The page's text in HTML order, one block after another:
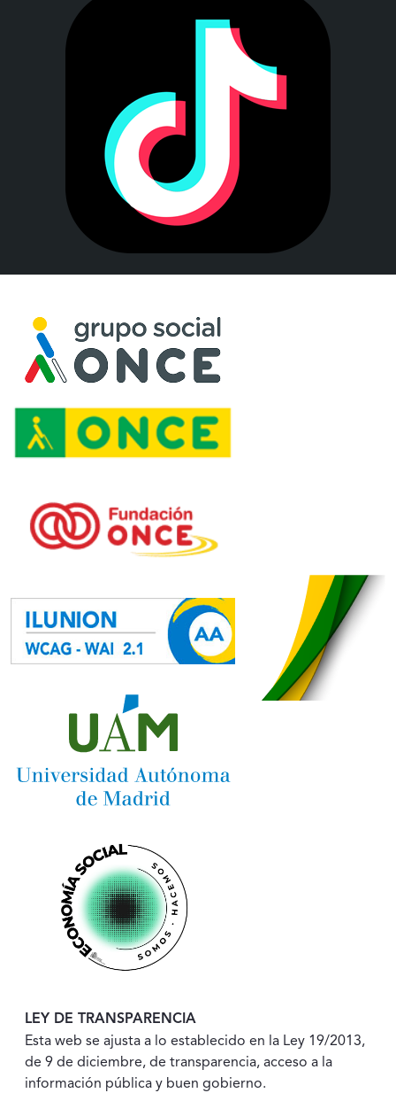
LEY DE TRANSPARENCIA
Esta web se ajusta a lo establecido en la Ley 19/2013,
de 9 de diciembre, de transparencia, acceso a la
información pública y buen gobierno.